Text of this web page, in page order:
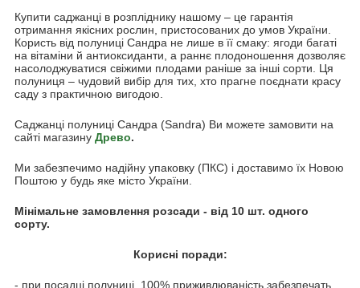
Купити саджанці в розпліднику нашому – це гарантія
отримання якісних рослин, пристосованих до умов України.
Користь від полуниці Сандра не лише в її смаку: ягоди багаті
на вітаміни й антиоксиданти, а раннє плодоношення дозволяє
насолоджуватися свіжими плодами раніше за інші сорти. Ця
полуниця – чудовий вибір для тих, хто прагне поєднати красу
саду з практичною вигодою.
Саджанці полуниці Сандра (Sandra) Ви можете замовити на
сайті магазину Древо.
Ми забезпечимо надійну упаковку (ПКС) і доставимо їх Новою
Поштою у будь яке місто України.
Мінімальне замовлення розсади - від 10 шт. одного
сорту.
Корисні поради:
- при посадці полуниці, 100% приживлюваність забезпечать